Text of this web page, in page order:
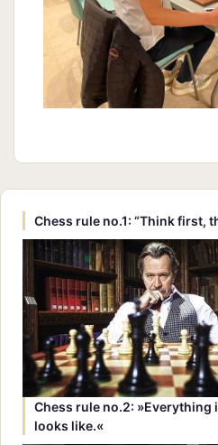
Chess rule no.1: “Think first,
Chess rule no.2:
looks like.«